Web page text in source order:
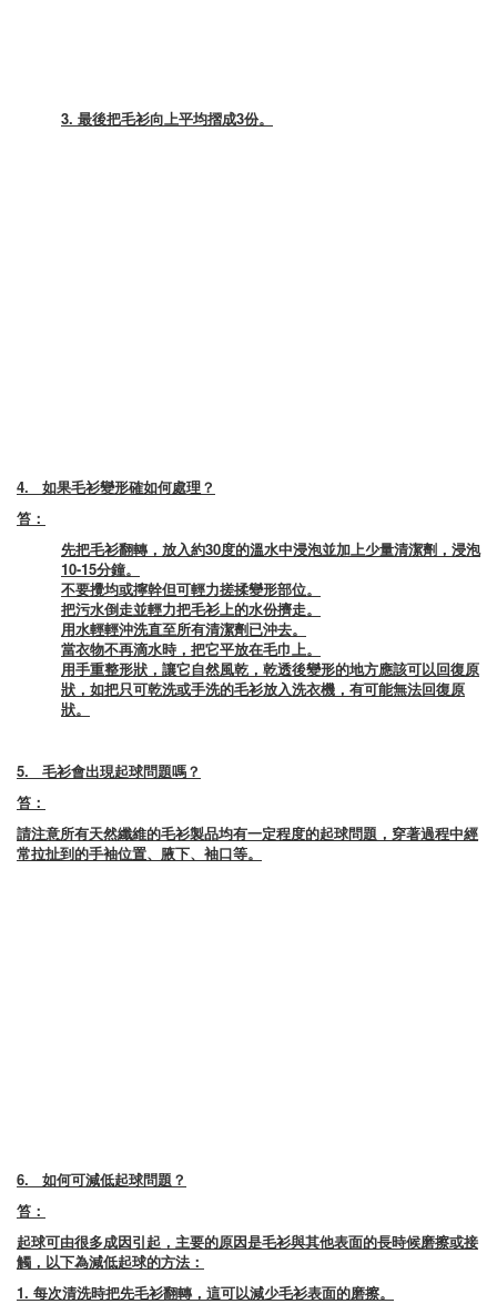
3. 最後把毛衫向上平均摺成3份。
4. 如果毛衫變形確如何處理？
笞：
先把毛衫翻轉，放入約30度的溫水中浸泡並加上少量清潔劑，浸泡
10-15分鐘。
不要攪均或擰幹但可輕力搓揉變形部位。
把污水倒走並輕力把毛衫上的水份擠走。
用水輕輕沖洗直至所有清潔劑已沖去。
當衣物不再滴水時，把它平放在毛巾上。
用手重整形狀，讓它自然風乾，乾透後變形的地方應該可以回復原
狀，如把只可乾洗或手洗的毛衫放入洗衣機，有可能無法回復原
狀。
5. 毛衫會出現起球問題嗎？
笞：
請注意所有天然纖維的毛衫製品均有一定程度的起球問題，穿著過程中經
常拉扯到的手袖位置、腋下、袖口等。
6. 如何可減低起球問題？
笞：
起球可由很多成因引起，主要的原因是毛衫與其他表面的長時候磨擦或接
觸，以下為減低起球的方法：
1. 每次清洗時把先毛衫翻轉，這可以減少毛衫表面的磨擦。